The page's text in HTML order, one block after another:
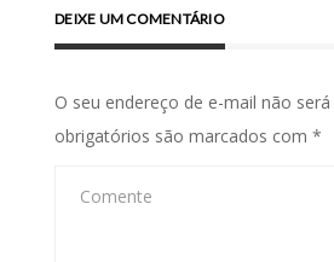
DEIXE UM COMENTÁRIO
O seu endereço de e-mail não será
obrigatórios são marcados com *